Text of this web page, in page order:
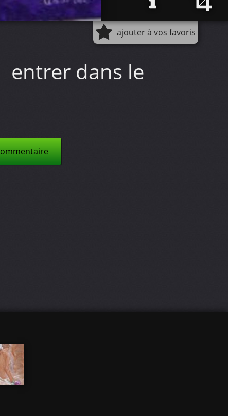
ajouter à vos favoris
entrer dans le